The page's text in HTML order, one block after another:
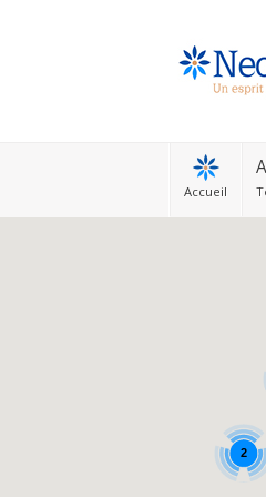
Accueil
2